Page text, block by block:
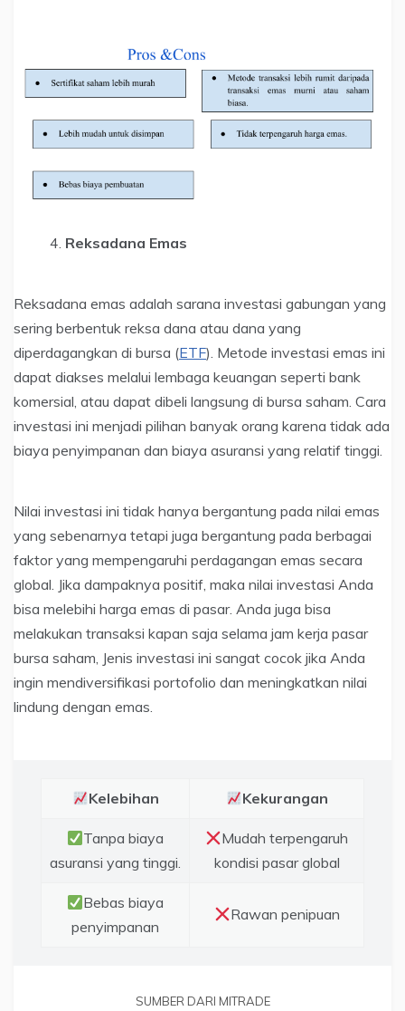
Reksadana Emas
Reksadana emas adalah sarana investasi gabungan yang
sering berbentuk reksa dana atau dana yang
diperdagangkan di bursa (ETF). Metode investasi emas ini
dapat diakses melalui lembaga keuangan seperti bank
komersial, atau dapat dibeli langsung di bursa saham. Cara
investasi ini menjadi pilihan banyak orang karena tidak ada
biaya penyimpanan dan biaya asuransi yang relatif tinggi.
Nilai investasi ini tidak hanya bergantung pada nilai emas
yang sebenarnya tetapi juga bergantung pada berbagai
faktor yang mempengaruhi perdagangan emas secara
global. Jika dampaknya positif, maka nilai investasi Anda
bisa melebihi harga emas di pasar. Anda juga bisa
melakukan transaksi kapan saja selama jam kerja pasar
bursa saham, Jenis investasi ini sangat cocok jika Anda
ingin mendiversifikasi portofolio dan meningkatkan nilai
lindung dengan emas.
Kelebihan Kekurangan
Tanpa biaya
asuransi yang tinggi.
Mudah terpengaruh
kondisi pasar global
Bebas biaya
penyimpanan
Rawan penipuan
SUMBER DARI MITRADE